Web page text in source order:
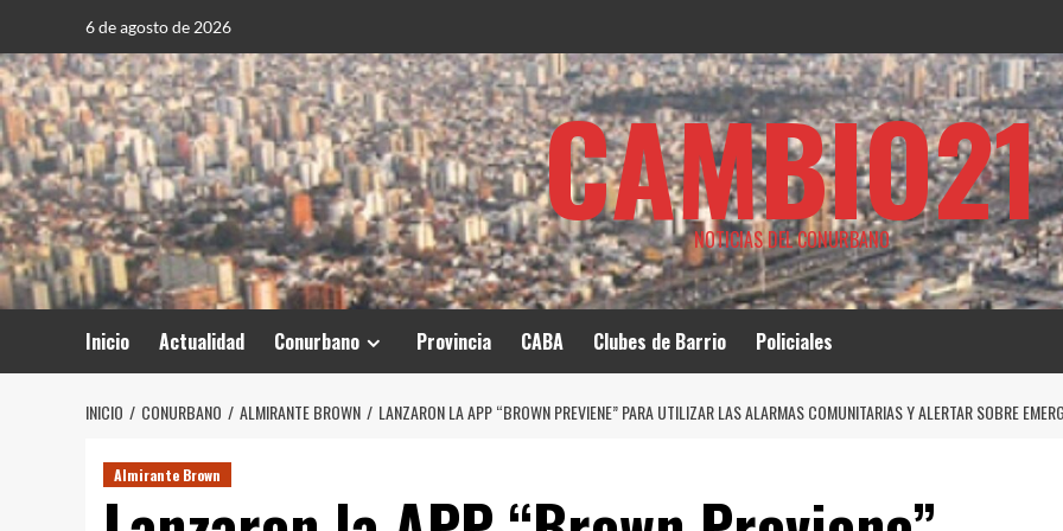
contenido
6 de agosto de 2026
CAMBIO21
NOTICIAS DEL CONURBANO
Inicio Actualidad Conurbano Provincia CABA Clubes de Barrio Policiales
INICIO CONURBANO ALMIRANTE BROWN LANZARON LA APP “BROWN PREVIENE” PARA UTILIZAR LAS ALARMAS COMUNITARIAS Y ALERTAR SOBRE
Almirante Brown